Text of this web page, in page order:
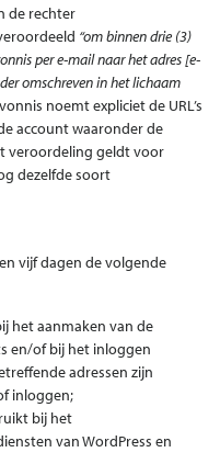
de rechter
“om binnen drie (3)
per e-mail naar het adres [e-
omschreven in het lichaam
noemt expliciet de URL’s
account waaronder de
veroordeling geldt voor
dezelfde soort
vijf dagen de volgende
het aanmaken van de
en/of bij het inloggen
adressen zijn
inloggen;
bij het
van WordPress en